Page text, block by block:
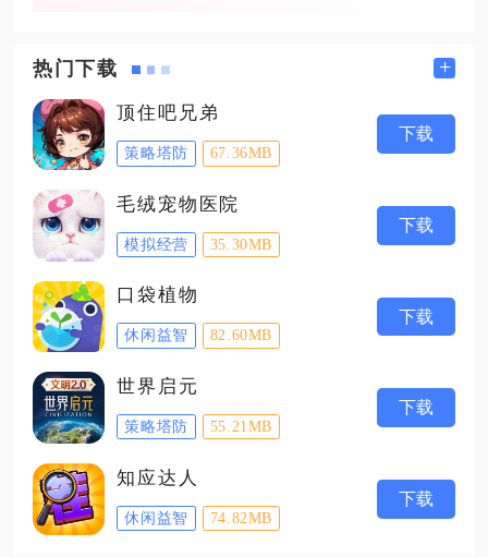
热门下载 +
顶住吧兄弟
策略塔防 67.36MB
下载
毛绒宠物医院
模拟经营 35.30MB
下载
口袋植物
休闲益智 82.60MB
下载
世界启元
策略塔防 55.21MB
下载
知应达人
休闲益智 74.82MB
下载